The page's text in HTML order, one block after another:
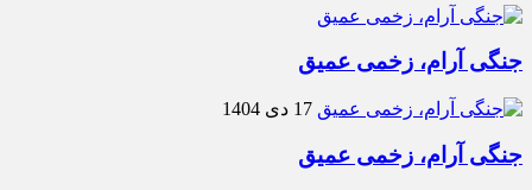
جنگی آرام، زخمی عمیق
17 دی 1404
جنگی آرام، زخمی عمیق